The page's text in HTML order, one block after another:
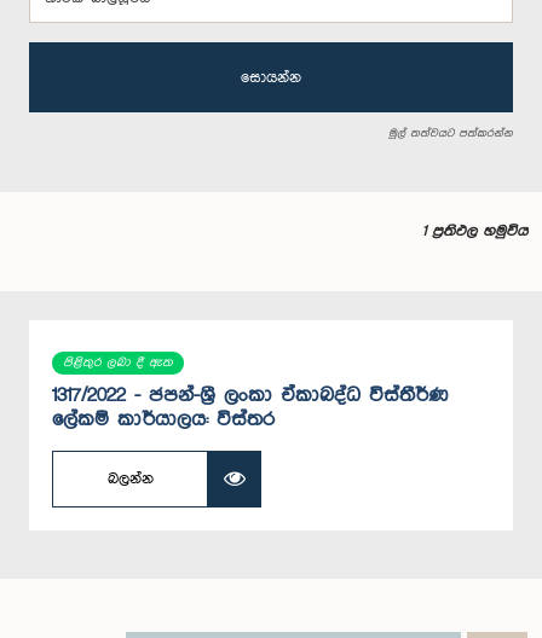
සොයන්න
මුල් තත්වයට පත්කරන්න
1 ප්‍රතිඵල හමුවිය
පිළිතුර ලබා දී ඇත
1317/2022 - ජපන්-ශ්‍රී ලංකා ඒකාබද්ධ විස්තීර්ණ
ලේකම් කාර්යාලය: විස්තර
බලන්න